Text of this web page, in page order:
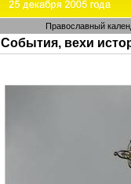
Православный
События, вехи